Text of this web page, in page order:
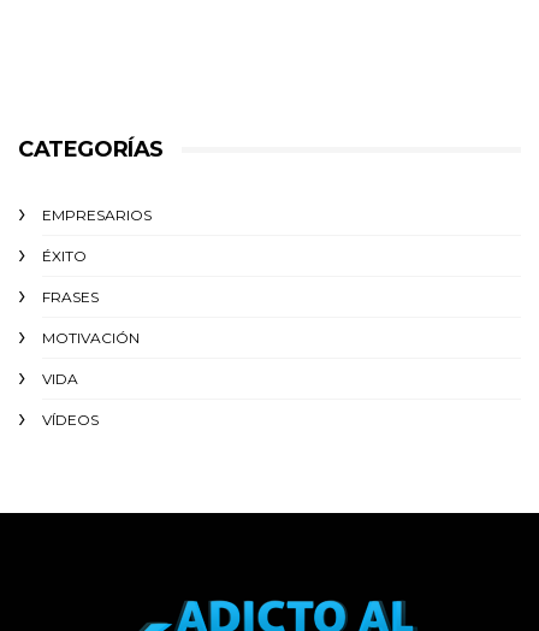
CATEGORÍAS
EMPRESARIOS
ÉXITO‬
FRASES
MOTIVACIÓN
VIDA
VÍDEOS